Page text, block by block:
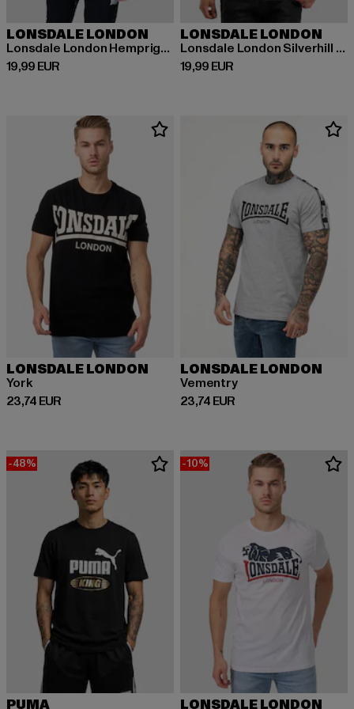
LONSDALE LONDON
Lonsdale London Hempriggs T-Shirt
19,99 EUR
Ajankohtainen hinta: 19,99 EUR
LONSDALE LONDON
Lonsdale London Silverhill T-Shirt
19,99 EUR
Ajankohtainen hinta: 19,99 EUR
LONSDALE LONDON
York
23,74 EUR
Ajankohtainen hinta: 23,74 EUR
LONSDALE LONDON
Vementry
23,74 EUR
Ajankohtainen hinta: 23,74 EUR
-48%
PUMA
-10%
LONSDALE LONDON